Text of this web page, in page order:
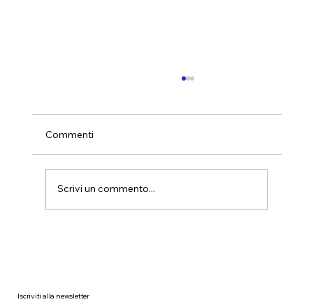
Commenti
Scrivi un commento...
Iscriviti alla newsletter